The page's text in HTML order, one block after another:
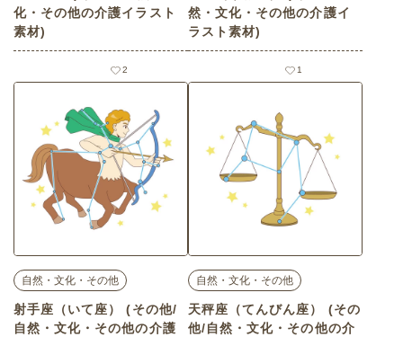
化・その他の介護イラスト
素材)
2
然・文化・その他の介護イ
ラスト素材)
1
自然・文化・その他
射手座（いて座） (その他/
自然・文化・その他の介護
自然・文化・その他
天秤座（てんびん座） (その
他/自然・文化・その他の介